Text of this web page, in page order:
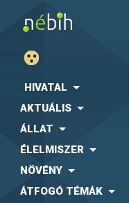
HIVATAL
AKTUÁLIS
ÁLLAT
ÉLELMISZER
NÖVÉNY
ÁTFOGÓ TÉMÁK